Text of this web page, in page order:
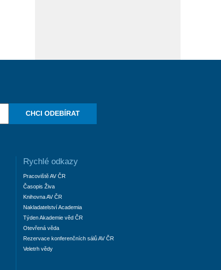
CHCI ODEBÍRAT
Rychlé odkazy
Pracoviště AV ČR
Časopis Živa
Knihovna AV ČR
Nakladatelství Academia
Týden Akademie věd ČR
Otevřená věda
Rezervace konferenčních sálů AV ČR
Veletrh vědy